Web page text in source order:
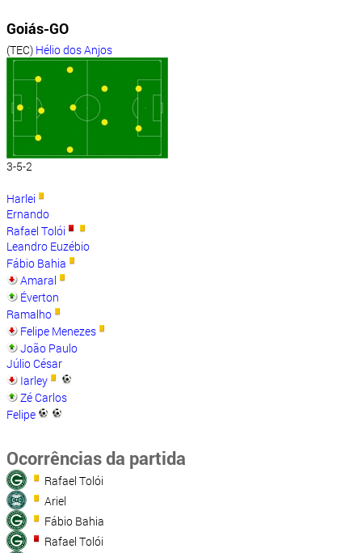
Goiás-GO
(TEC) Hélio dos Anjos
3-5-2
Harlei
Ernando
Rafael Tolói
Leandro Euzébio
Fábio Bahia
Amaral
Éverton
Ramalho
Felipe Menezes
João Paulo
Júlio César
Iarley
Zé Carlos
Felipe
Ocorrências da partida
Rafael Tolói
Ariel
Fábio Bahia
Rafael Tolói